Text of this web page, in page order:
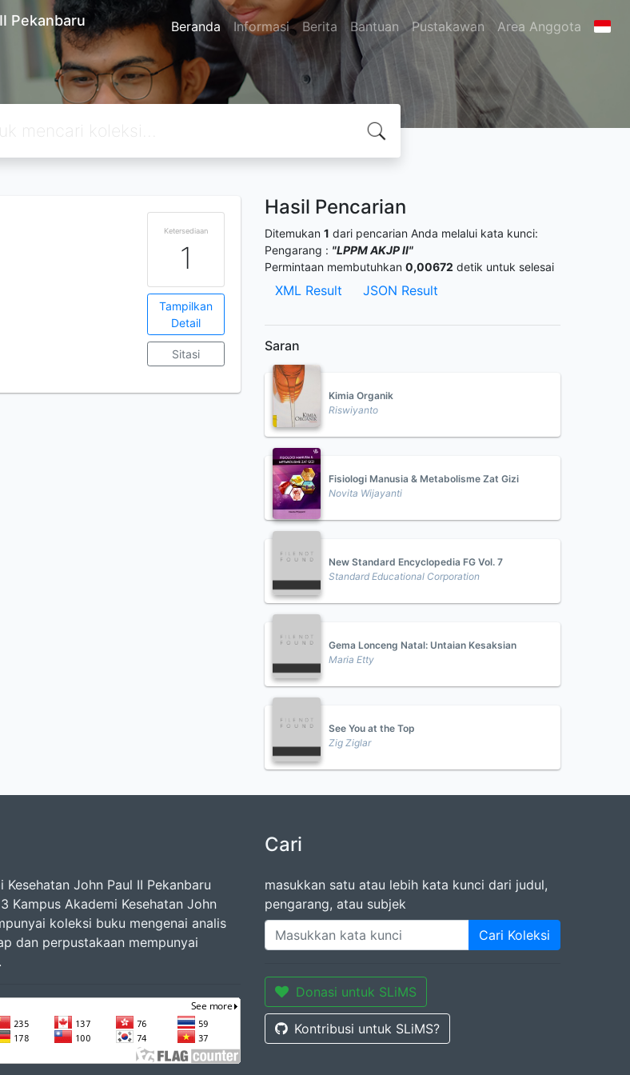
Pekanbaru Beranda Informasi Berita Bantuan Pustakawan Area Anggota
Ketersediaan
1
Tampilkan
Detail
Sitasi
Hasil Pencarian
Ditemukan 1 dari pencarian Anda melalui kata kunci:
Pengarang : "LPPM AKJP II"
Permintaan membutuhkan 0,00672 detik untuk selesai
XML Result JSON Result
Saran
Kimia Organik
Riswiyanto
Fisiologi Manusia & Metabolisme Zat Gizi
Novita Wijayanti
New Standard Encyclopedia FG Vol. 7
Standard Educational Corporation
Gema Lonceng Natal: Untaian Kesaksian
Maria Etty
See You at the Top
Zig Ziglar
Kesehatan John Paul II Pekanbaru
Kampus Akademi Kesehatan John
koleksi buku mengenai analis
dan perpustakaan mempunyai
Cari
masukkan satu atau lebih kata kunci dari judul,
pengarang, atau subjek
Cari Koleksi
Donasi untuk SLiMS
Kontribusi untuk SLiMS?